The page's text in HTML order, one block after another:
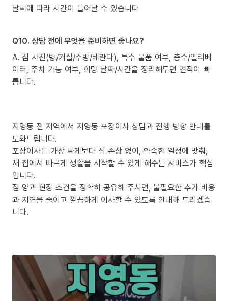
날씨에 따라 시간이 늘어날 수 있습니다
Q10. 상담 전에 무엇을 준비하면 좋나요?
A. 짐 사진(방/거실/주방/베란다), 특수 물품 여부, 층수/엘리베
이터, 주차 가능 여부, 희망 날짜/시간을 정리해두면 견적이 빠
릅니다.
지영동 전 지역에서 지영동 포장이사 상담과 진행 방향 안내를
도와드립니다.
포장이사는 가장 싸게보다 짐 손상 없이, 약속한 일정에 맞춰,
새 집에서 빠르게 생활을 시작할 수 있게 해주는 서비스가 핵심
입니다.
짐 양과 현장 조건을 정확히 공유해 주시면, 불필요한 추가 비용
과 지연을 줄이고 깔끔하게 이사할 수 있도록 안내해 드리겠습
니다.